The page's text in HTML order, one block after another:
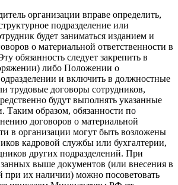
организации вправе определить,
подразделение или
будет заниматься изданием и
о материальной ответственности в
обязанность следует закрепить в
либо Положении о
и включить в должностные
трудовые договоры сотрудников,
будут выполнять указанные
образом, обязанности по
договоров о материальной
в организации могут быть возложены
кадровой службы или бухгалтерии,
других подразделений. При
выше документов (или внесения в
при их наличии) можно посоветовать